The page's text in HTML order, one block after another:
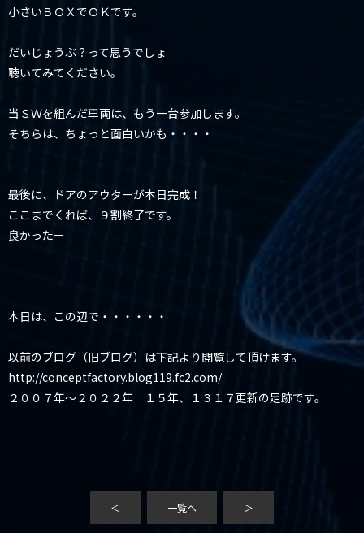
小さいＢＯＸでＯＫです。
だいじょうぶ？って思うでしょ
聴いてみてください。
当ＳＷを組んだ車両は、もう一台参加します。
そちらは、ちょっと面白いかも・・・・
最後に、ドアのアウターが本日完成！
ここまでくれば、９割終了です。
良かったー
本日は、この辺で・・・・・・
以前のブログ（旧ブログ）は下記より閲覧して頂けます。
http://conceptfactory.blog119.fc2.com/
２００７年～２０２２年 １５年、１３１７更新の足跡です。
＜ 一覧へ ＞